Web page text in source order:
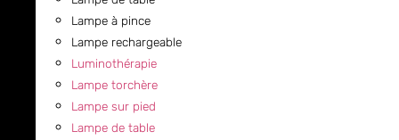
Lampe à pince
Lampe rechargeable
Luminothérapie
Lampe torchère
Lampe sur pied
Lampe de table